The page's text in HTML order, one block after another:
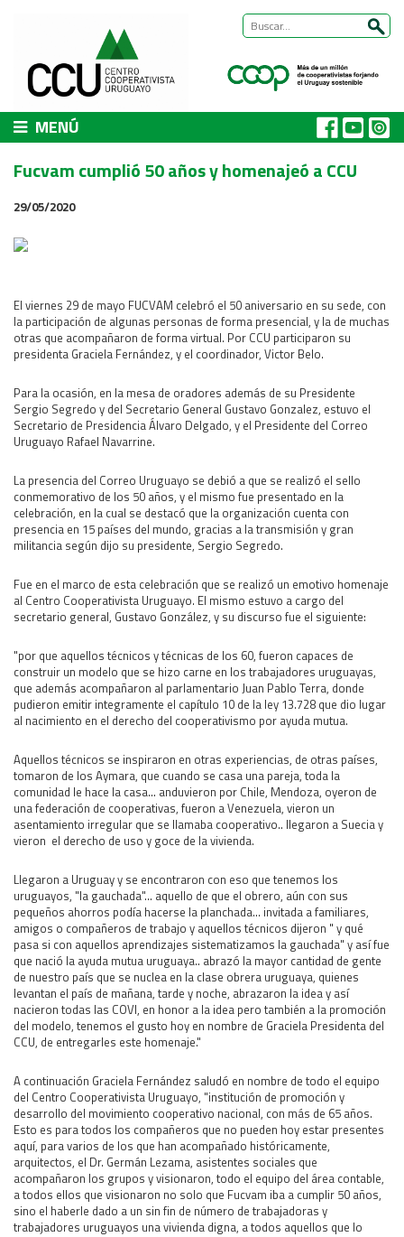
MENÚ
Presentación
Nuestra historia
Autoridades y equipo
Área Habitat
Acerca del Área
Trabajos
Área Rural
Acerca del Área
Programas
Programas Centrales
REGIONAL LITORAL
Recursos Digitales
PUBLICACIONES
CONTACTO
Fucvam cumplió 50 años y homenajeó a CCU
29/05/2020
El viernes 29 de mayo FUCVAM celebró el 50 aniversario en su sede, con
la participación de algunas personas de forma presencial, y la de muchas
otras que acompañaron de forma virtual. Por CCU participaron su
presidenta Graciela Fernández, y el coordinador, Victor Belo.
Para la ocasión, en la mesa de oradores además de su Presidente
Sergio Segredo y del Secretario General Gustavo Gonzalez, estuvo el
Secretario de Presidencia Álvaro Delgado, y el Presidente del Correo
Uruguayo Rafael Navarrine.
La presencia del Correo Uruguayo se debió a que se realizó el sello
conmemorativo de los 50 años, y el mismo fue presentado en la
celebración, en la cual se destacó que la organización cuenta con
presencia en 15 países del mundo, gracias a la transmisión y gran
militancia según dijo su presidente, Sergio Segredo.
Fue en el marco de esta celebración que se realizó un emotivo homenaje
al Centro Cooperativista Uruguayo. El mismo estuvo a cargo del
secretario general, Gustavo González, y su discurso fue el siguiente:
"por que aquellos técnicos y técnicas de los 60, fueron capaces de
construir un modelo que se hizo carne en los trabajadores uruguayas,
que además acompañaron al parlamentario Juan Pablo Terra, donde
pudieron emitir integramente el capítulo 10 de la ley 13.728 que dio lugar
al nacimiento en el derecho del cooperativismo por ayuda mutua.
Aquellos técnicos se inspiraron en otras experiencias, de otras países,
tomaron de los Aymara, que cuando se casa una pareja, toda la
comunidad le hace la casa... anduvieron por Chile, Mendoza, oyeron de
una federación de cooperativas, fueron a Venezuela, vieron un
asentamiento irregular que se llamaba cooperativo.. llegaron a Suecia y
vieron el derecho de uso y goce de la vivienda.
Llegaron a Uruguay y se encontraron con eso que tenemos los
uruguayos, "la gauchada"... aquello de que el obrero, aún con sus
pequeños ahorros podía hacerse la planchada... invitada a familiares,
amigos o compañeros de trabajo y aquellos técnicos dijeron " y qué
pasa si con aquellos aprendizajes sistematizamos la gauchada" y así fue
que nació la ayuda mutua uruguaya.. abrazó la mayor cantidad de gente
de nuestro país que se nuclea en la clase obrera uruguaya, quienes
levantan el país de mañana, tarde y noche, abrazaron la idea y así
nacieron todas las COVI, en honor a la idea pero también a la promoción
del modelo, tenemos el gusto hoy en nombre de Graciela Presidenta del
CCU, de entregarles este homenaje."
A continuación Graciela Fernández saludó en nombre de todo el equipo
del Centro Cooperativista Uruguayo, "institución de promoción y
desarrollo del movimiento cooperativo nacional, con más de 65 años.
Esto es para todos los compañeros que no pueden hoy estar presentes
aquí, para varios de los que han acompañado históricamente,
arquitectos, el Dr. Germán Lezama, asistentes sociales que
acompañaron los grupos y visionaron, todo el equipo del área contable,
a todos ellos que visionaron no solo que Fucvam iba a cumplir 50 años,
sino el haberle dado a un sin fin de número de trabajadoras y
trabajadores uruguayos una vivienda digna, a todos aquellos que lo